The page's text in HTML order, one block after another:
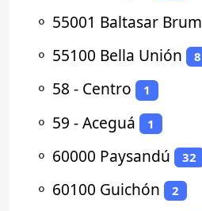
⚬ 55001 Baltasar Brum
⚬ 55100 Bella Unión 8
⚬ 58 - Centro 1
⚬ 59 - Aceguá 1
⚬ 60000 Paysandú 32
⚬ 60100 Guichón 2